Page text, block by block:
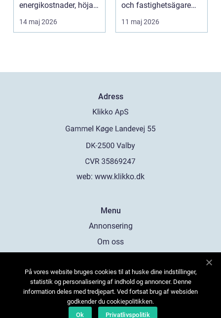
energikostnader, höja
komforten och ge...
14 maj 2026
och fastighetsägare
intresserar sig för n...
11 maj 2026
Adress
web: www.klikko.dk
Menu
Annonsering
Om oss
Kontakta oss
Sitemap
På vores website bruges cookies til at huske dine indstillinger,
statistik og personalisering af indhold og annoncer. Denne
information deles med tredjepart. Ved fortsat brug af websiden
godkender du cookiepolitikken.
Ok
Privatlivspolitik